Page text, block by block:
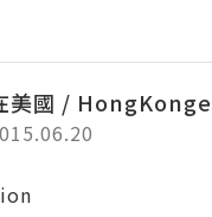
美國 /